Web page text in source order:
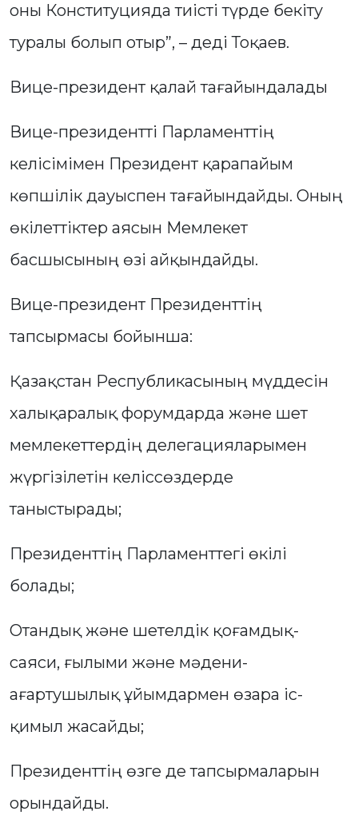
оны Конституцияда тиісті түрде бекіту
туралы болып отыр”, – деді Тоқаев.
Вице-президент қалай тағайындалады
Вице-президентті Парламенттің
келісімімен Президент қарапайым
көпшілік дауыспен тағайындайды. Оның
өкілеттіктер аясын Мемлекет
басшысының өзі айқындайды.
Вице-президент Президенттің
тапсырмасы бойынша:
Қазақстан Республикасының мүддесін
халықаралық форумдарда және шет
мемлекеттердің делегацияларымен
жүргізілетін келіссөздерде
таныстырады;
Президенттің Парламенттегі өкілі
болады;
Отандық және шетелдік қоғамдық-
саяси, ғылыми және мәдени-
ағартушылық ұйымдармен өзара іс-
қимыл жасайды;
Президенттің өзге де тапсырмаларын
орындайды.